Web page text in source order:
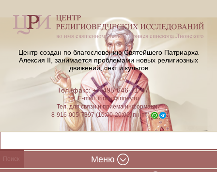
Центр создан по благословению Святейшего Патриарха
Алексия II, занимается проблемами новых религиозных
движений, сект и культов
Тел./факс: +7-495-646-71-47
E-mail:iriney@iriney.ru
Тел. для связи и приёма информации
8-916-005-7397 (10:00-20:00, пн-пт)
Меню